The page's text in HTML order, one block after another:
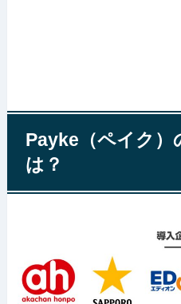
Payke（ペイク）
は？